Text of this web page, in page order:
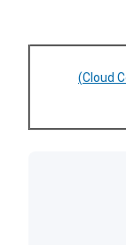
رایانش ابری (Cloud Computing)